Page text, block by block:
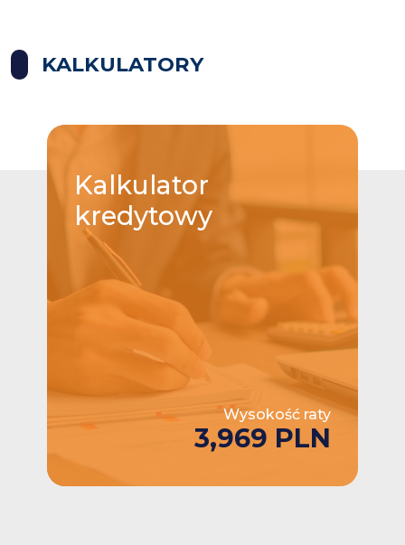
KALKULATORY
Kalkulator
kredytowy
Wysokość raty
3,969 PLN